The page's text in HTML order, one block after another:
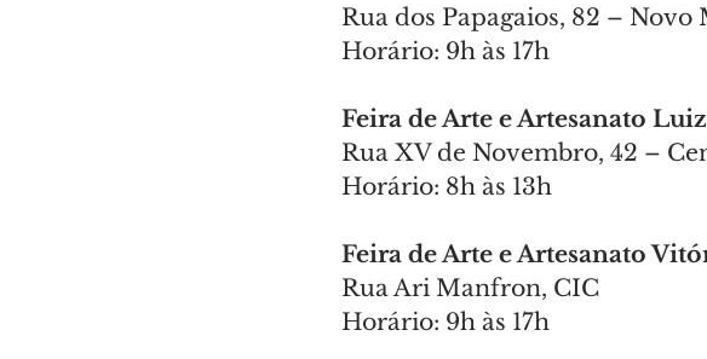
Rua dos Papagaios, 82 – Novo
Horário: 9h às 17h
Feira de Arte e Artesanato
Rua XV de Novembro, 42 –
Horário: 8h às 13h
Feira de Arte e Artesanato
Rua Ari Manfron, CIC
Horário: 9h às 17h